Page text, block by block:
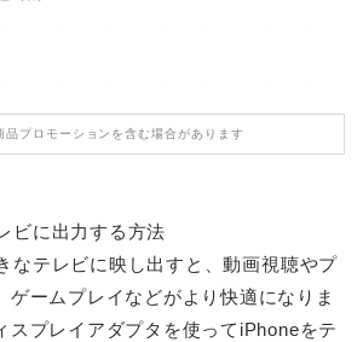
品プロモーションを含む場合があります
ビに出力する方法
なテレビに映し出すと、動画視聴やプ
ゲームプレイなどがより快適になりま
スプレイアダプタを使ってiPhoneをテ